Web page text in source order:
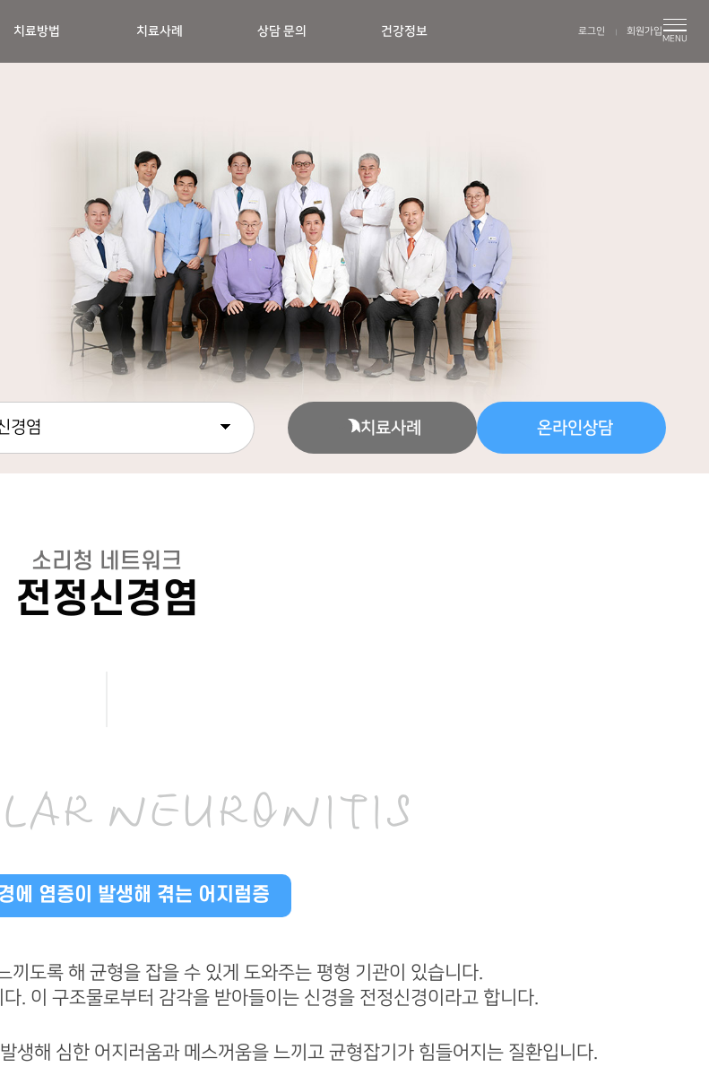
치료방법 치료사례 상담 문의 건강정보 로그인 회원가입
MENU
경염 치료사례 온라인상담
소리청 네트워크
전정신경염
NEURONITIS
에 염증이 발생해 겪는 어지럼증
끼도록 해 균형을 잡을 수 있게 도와주는 평형 기관이 있습니다.
. 이 구조물로부터 감각을 받아들이는 신경을 전정신경이라고 합니다.
생해 심한 어지러움과 메스꺼움을 느끼고 균형잡기가 힘들어지는 질환입니다.